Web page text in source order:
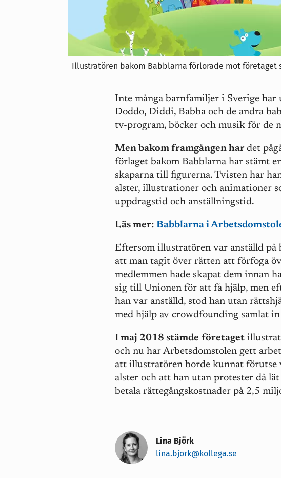
Illustratören bakom Babblarna förlorade mot företaget
Inte många barnfamiljer i Sverige
Doddo, Diddi, Babba och de andra
tv-program, böcker och musik för de
Men bakom framgången har det
förlaget bakom Babblarna har stämt
skaparna till figurerna. Tvisten har
alster, illustrationer och animationer
uppdragstid och anställningstid.
Läs mer: Babblarna i
Eftersom illustratören var anställd på
att man tagit över rätten att förfoga
medlemmen hade skapat dem innan
sig till Unionen för att få hjälp, men
han var anställd, stod han utan
med hjälp av crowdfounding samlat
I maj 2018 stämde företaget
och nu har Arbetsdomstolen gett
att illustratören borde kunnat förutse
alster och att han utan protester då
betala rättegångskostnader på 2,5
Lina Björk
lina.bjork@kollega.se